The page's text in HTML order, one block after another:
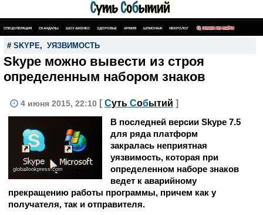
СПЕЦОПЕРАЦИЯ СКАНДАЛЫ ШОУ-БИЗНЕС ЗДОРОВЬЕ АРМИЯ ШПИОНАЖ НЕКРОЛОГ ПОИСК ПО САЙТУ
# SKYPE, УЯЗВИМОСТЬ
Skype можно вывести из строя
определенным набором знаков
4 июня 2015, 22:10 [ Суть Событий ]
globallookpress.com
В последней версии Skype 7.5
для ряда платформ
закралась неприятная
уязвимость, которая при
определенном наборе знаков
ведет к аварийному
прекращению работы программы, причем как у
получателя, так и отправителя.